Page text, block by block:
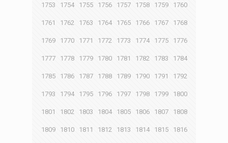
1753 1754 1755 1756 1757 1758 1759 1760
1761 1762 1763 1764 1765 1766 1767 1768
1769 1770 1771 1772 1773 1774 1775 1776
1777 1778 1779 1780 1781 1782 1783 1784
1785 1786 1787 1788 1789 1790 1791 1792
1793 1794 1795 1796 1797 1798 1799 1800
1801 1802 1803 1804 1805 1806 1807 1808
1809 1810 1811 1812 1813 1814 1815 1816